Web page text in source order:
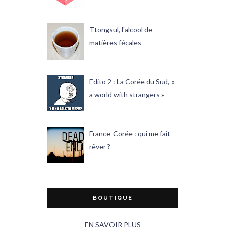
Ttongsul, l'alcool de
matières fécales
Edito 2 : La Corée du Sud, «
a world with strangers »
France-Corée : qui me fait
rêver ?
BOUTIQUE
EN SAVOIR PLUS